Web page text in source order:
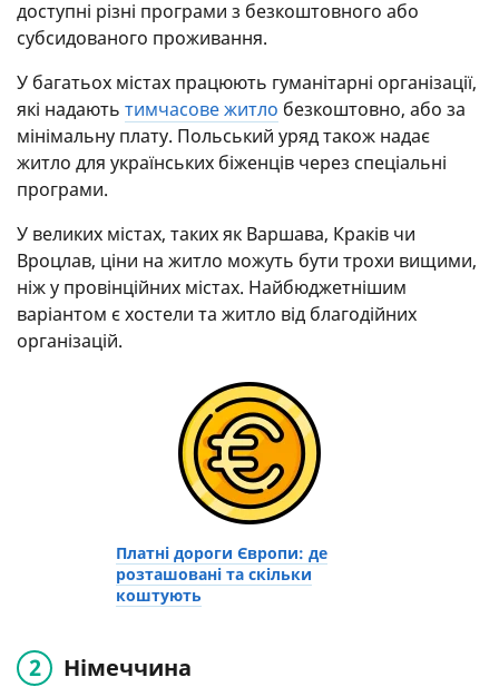
доступні різні програми з безкоштовного або
субсидованого проживання.
У багатьох містах працюють гуманітарні організації,
які надають тимчасове житло безкоштовно, або за
мінімальну плату. Польський уряд також надає
житло для українських біженців через спеціальні
програми.
У великих містах, таких як Варшава, Краків чи
Вроцлав, ціни на житло можуть бути трохи вищими,
ніж у провінційних містах. Найбюджетнішим
варіантом є хостели та житло від благодійних
організацій.
Платні дороги Європи: де
розташовані та скільки
коштують
Німеччина